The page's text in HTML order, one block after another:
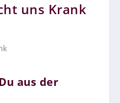
uns Krank
aus der